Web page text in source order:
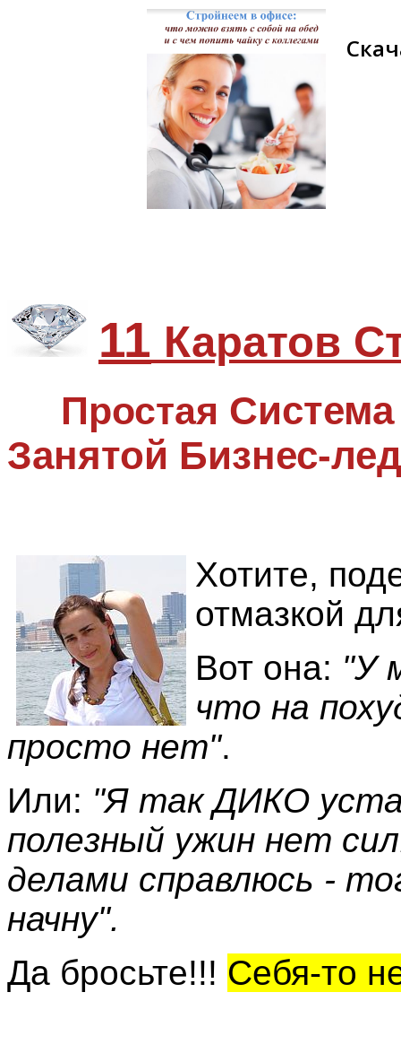
11 Каратов
Простая
Занятой Бизнес-
Хотите,
отмазкой
Вот она: "У
что на
просто нет".
Или: "Я так ДИКО
полезный ужин нет
делами справлюсь -
начну".
Да бросьте!!! Себя-то